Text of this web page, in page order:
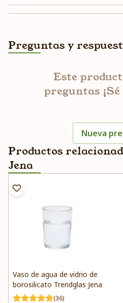
Preguntas y
Este
preguntas
Nueva
Productos
Jena
Vaso de agua de vidrio de
borosilicato Trendglas Jena
(36)